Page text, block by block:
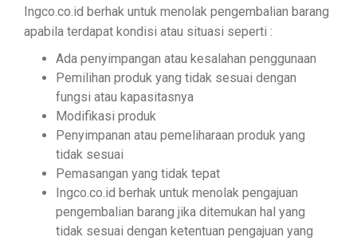
Ingco.co.id berhak untuk menolak pengembalian barang
apabila terdapat kondisi atau situasi seperti :
Ada penyimpangan atau kesalahan penggunaan
Pemilihan produk yang tidak sesuai dengan
fungsi atau kapasitasnya
Modifikasi produk
Penyimpanan atau pemeliharaan produk yang
tidak sesuai
Pemasangan yang tidak tepat
Ingco.co.id berhak untuk menolak pengajuan
pengembalian barang jika ditemukan hal yang
tidak sesuai dengan ketentuan pengajuan yang